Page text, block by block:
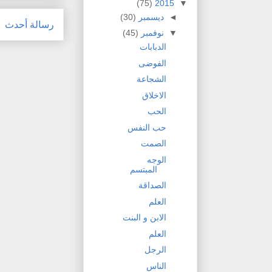
رسالة أحدث
▼
2015
(75)
◄ ديسمبر (30)
▼ نوفمبر (45)
الدبابات
الفوضى
الشجاعة
الاخلاق
الحب
حب النفس
الصمت
الوجه
المبتسم
الصداقة
العلم
الابن و البنت
العلم
الرجل
الناس